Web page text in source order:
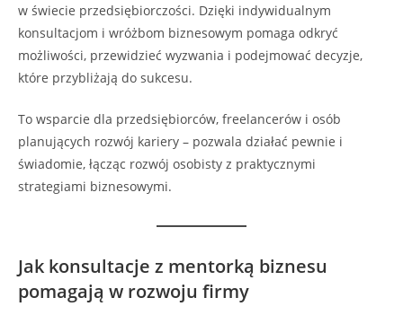
w świecie przedsiębiorczości. Dzięki indywidualnym
konsultacjom i wróżbom biznesowym pomaga odkryć
możliwości, przewidzieć wyzwania i podejmować decyzje,
które przybliżają do sukcesu.
To wsparcie dla przedsiębiorców, freelancerów i osób
planujących rozwój kariery – pozwala działać pewnie i
świadomie, łącząc rozwój osobisty z praktycznymi
strategiami biznesowymi.
Jak konsultacje z mentorką biznesu
pomagają w rozwoju firmy